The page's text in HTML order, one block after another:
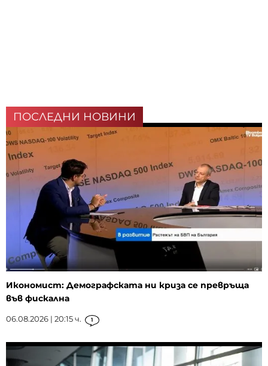
ПОСЛЕДНИ НОВИНИ
Икономист: Демографската ни криза се превръща
във фискална
06.08.2026 | 20:15 ч. 1